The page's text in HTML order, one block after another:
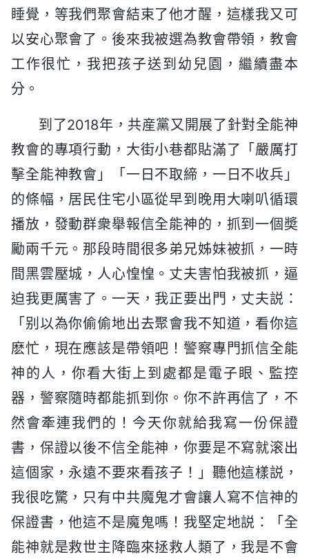
睡覺，等我們聚會結束了他才醒，這樣我又可
以安心聚會了。後來我被選為教會帶領，教會
工作很忙，我把孩子送到幼兒園，繼續盡本
分。
到了2018年，共産黨又開展了針對全能神
教會的專項行動，大街小巷都貼滿了「嚴厲打
擊全能神教會」「一日不取締，一日不收兵」
的條幅，居民住宅小區從早到晚用大喇叭循環
播放，發動群衆舉報信全能神的，抓到一個奬
勵兩千元。那段時間很多弟兄姊妹被抓，一時
間黑雲壓城，人心惶惶。丈夫害怕我被抓，逼
迫我更厲害了。一天，我正要出門，丈夫説：
「别以為你偷偷地出去聚會我不知道，看你這
麽忙，現在應該是帶領吧！警察專門抓信全能
神的人，你看大街上到處都是電子眼、監控
器，警察隨時都能抓到你。你不許再信了，不
然會牽連我們的！今天你就給我寫一份保證
書，保證以後不信全能神，你要是不寫就滚出
這個家，永遠不要來看孩子！」聽他這樣説，
我很吃驚，只有中共魔鬼才會讓人寫不信神的
保證書，他這不是魔鬼嗎！我堅定地説：「全
能神就是救世主降臨來拯救人類了，我是不會